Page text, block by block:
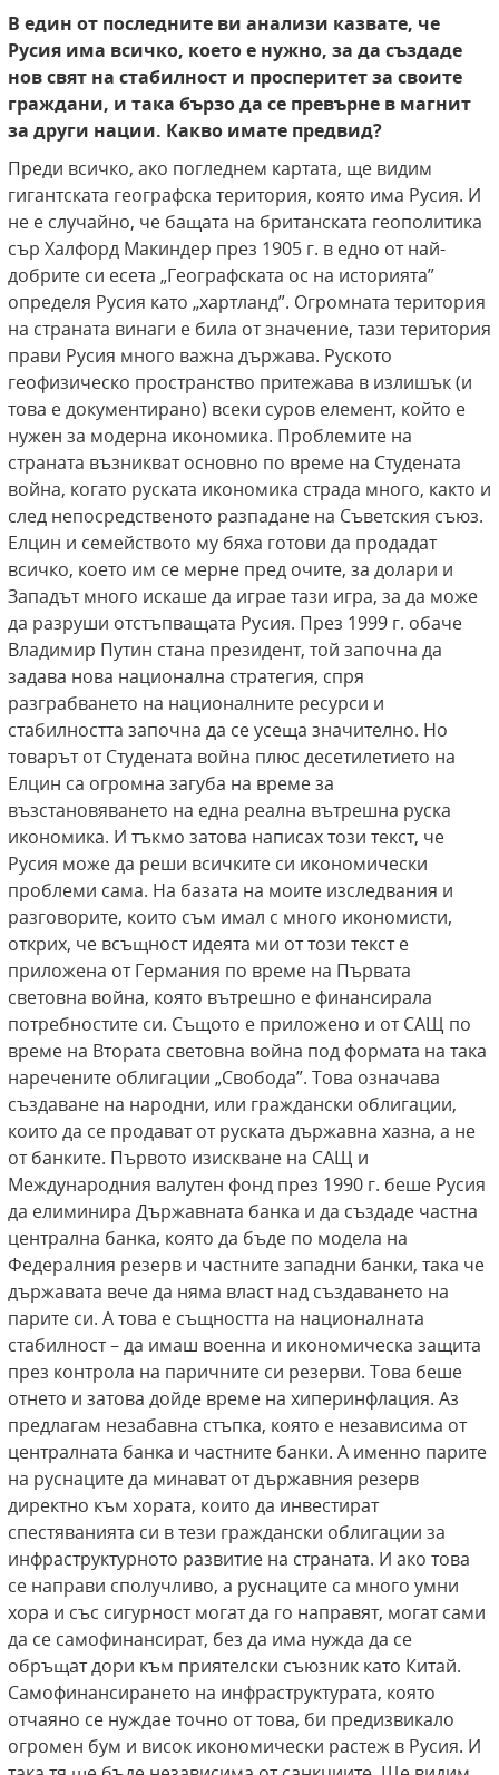
В един от последните ви анализи казвате, че
Русия има всичко, което е нужно, за да създаде
нов свят на стабилност и просперитет за своите
граждани, и така бързо да се превърне в магнит
за други нации. Какво имате предвид?
Преди всичко, ако погледнем картата, ще видим
гигантската географска територия, която има Русия. И
не е случайно, че бащата на британската геополитика
сър Халфорд Макиндер през 1905 г. в едно от най-
добрите си есета „Географската ос на историята”
определя Русия като „хартланд”. Огромната територия
на страната винаги е била от значение, тази територия
прави Русия много важна държава. Руското
геофизическо пространство притежава в излишък (и
това е документирано) всеки суров елемент, който е
нужен за модерна икономика. Проблемите на
страната възникват основно по време на Студената
война, когато руската икономика страда много, както и
след непосредственото разпадане на Съветския съюз.
Елцин и семейството му бяха готови да продадат
всичко, което им се мерне пред очите, за долари и
Западът много искаше да играе тази игра, за да може
да разруши отстъпващата Русия. През 1999 г. обаче
Владимир Путин стана президент, той започна да
задава нова национална стратегия, спря
разграбването на националните ресурси и
стабилността започна да се усеща значително. Но
товарът от Студената война плюс десетилетието на
Елцин са огромна загуба на време за
възстановяването на една реална вътрешна руска
икономика. И тъкмо затова написах този текст, че
Русия може да реши всичките си икономически
проблеми сама. На базата на моите изследвания и
разговорите, които съм имал с много икономисти,
открих, че всъщност идеята ми от този текст е
приложена от Германия по време на Първата
световна война, която вътрешно е финансирала
потребностите си. Същото е приложено и от САЩ по
време на Втората световна война под формата на така
наречените облигации „Свобода”. Това означава
създаване на народни, или граждански облигации,
които да се продават от руската държавна хазна, а не
от банките. Първото изискване на САЩ и
Международния валутен фонд през 1990 г. беше Русия
да елиминира Държавната банка и да създаде частна
централна банка, която да бъде по модела на
Федералния резерв и частните западни банки, така че
държавата вече да няма власт над създаването на
парите си. А това е същността на националната
стабилност – да имаш военна и икономическа защита
през контрола на паричните си резерви. Това беше
отнето и затова дойде време на хиперинфлация. Аз
предлагам незабавна стъпка, която е независима от
централната банка и частните банки. А именно парите
на руснаците да минават от държавния резерв
директно към хората, които да инвестират
спестяванията си в тези граждански облигации за
инфраструктурното развитие на страната. И ако това
се направи сполучливо, а руснаците са много умни
хора и със сигурност могат да го направят, могат сами
да се самофинансират, без да има нужда да се
обръщат дори към приятелски съюзник като Китай.
Самофинансирането на инфраструктурата, която
отчаяно се нуждае точно от това, би предизвикало
огромен бум и висок икономически растеж в Русия. И